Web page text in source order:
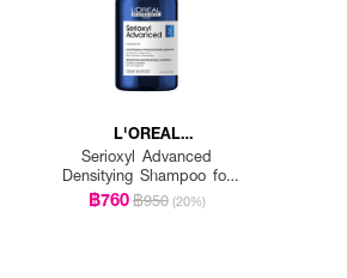
L'OREAL
PROFESSIONNEL
Serioxyl Advanced
Densitying Shampoo for
Thinning Hair
฿760฿950 (20%)